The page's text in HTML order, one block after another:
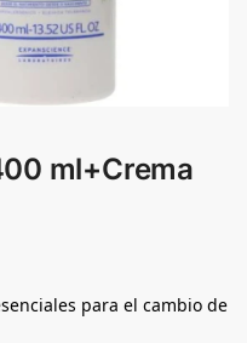
ml+Crema
para el cambio de